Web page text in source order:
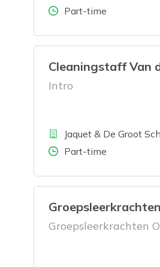
Aantal uren
Part-time
Cleaningstaff Van
Intro
BedrijfJaquet & De Groot
Aantal uren
Part-time
Groepsleerkrachten